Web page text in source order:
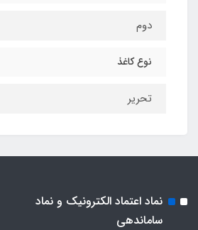
دوم
نوع کاغذ
تحریر
نماد اعتماد الکترونیک و نماد
ساماندهی